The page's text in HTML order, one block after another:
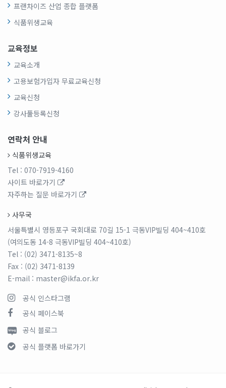
프랜차이즈 산업 종합 플랫폼
식품위생교육
교육정보
교육소개
고용보험가입자 무료교육신청
교육신청
강사풀등록신청
연락처 안내
식품위생교육
Tel : 070-7919-4160
사이트 바로가기
자주하는 질문 바로가기
사무국
서울특별시 영등포구 국회대로 70길 15-1 극동VIP빌딩 404~410호
(여의도동 14-8 극동VIP빌딩 404~410호)
Tel : (02) 3471-8135~8
Fax : (02) 3471-8139
E-mail : master@ikfa.or.kr
공식 인스타그램
공식 페이스북
공식 블로그
공식 플랫폼 바로가기